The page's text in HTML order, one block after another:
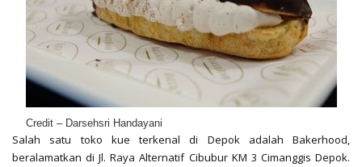
Credit – Darsehsri Handayani
Salah satu toko kue terkenal di Depok adalah Bakerhood,
beralamatkan di Jl. Raya Alternatif Cibubur KM 3 Cimanggis Depok.